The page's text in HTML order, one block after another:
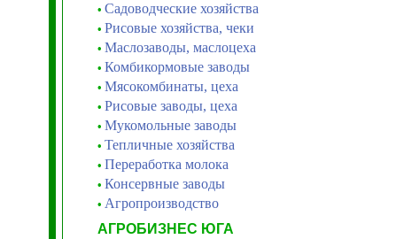
• Садоводческие хозяйства
• Рисовые хозяйства, чеки
• Маслозаводы, маслоцеха
• Комбикормовые заводы
• Мясокомбинаты, цеха
• Рисовые заводы, цеха
• Мукомольные заводы
• Тепличные хозяйства
• Переработка молока
• Консервные заводы
• Агропроизводство
АГРОБИЗНЕС ЮГА